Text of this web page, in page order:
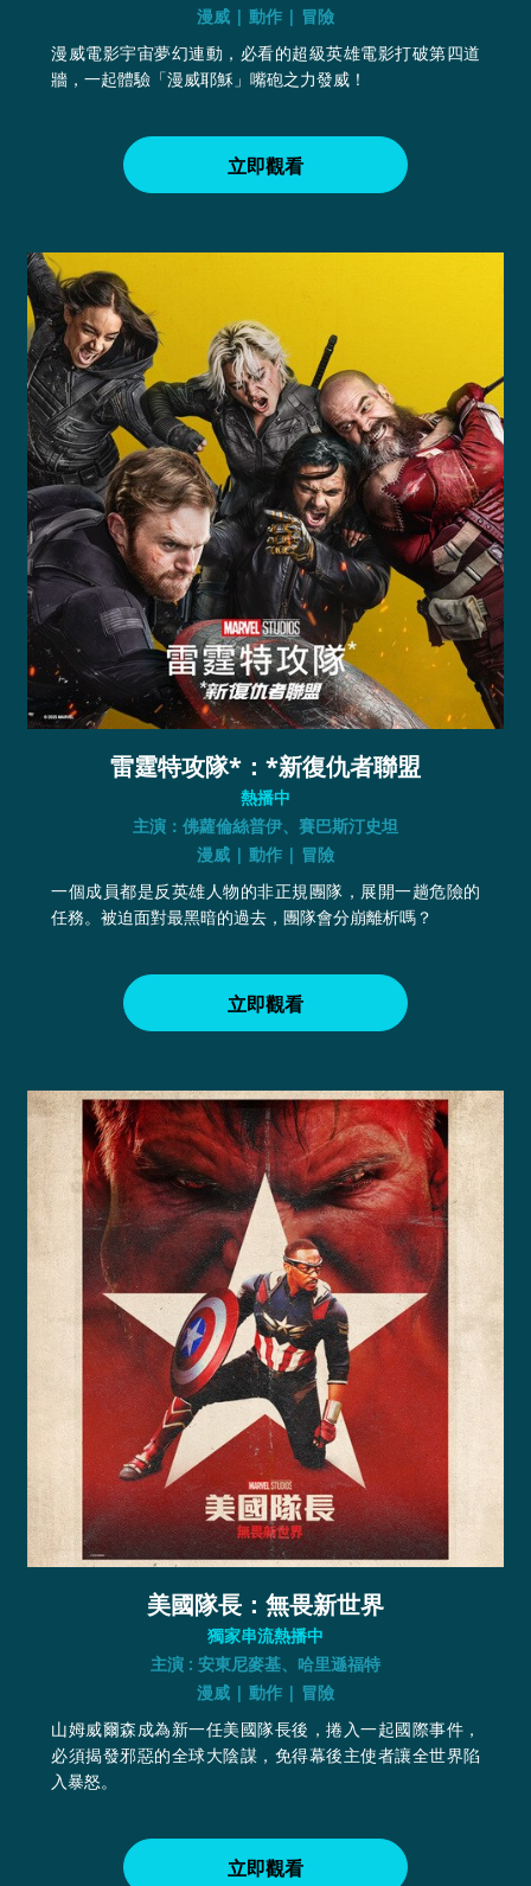
漫威 | 動作 | 冒險
漫威電影宇宙夢幻連動，必看的超級英雄電影打破第四道
牆，一起體驗「漫威耶穌」嘴砲之力發威！
立即觀看
雷霆特攻隊*：*新復仇者聯盟
熱播中
主演：佛蘿倫絲普伊、賽巴斯汀史坦
漫威 | 動作 | 冒險
一個成員都是反英雄人物的非正規團隊，展開一趟危險的
任務。被迫面對最黑暗的過去，團隊會分崩離析嗎？
立即觀看
美國隊長：無畏新世界
獨家串流熱播中
主演 : 安東尼麥基、哈里遜福特
漫威 | 動作 | 冒險
山姆威爾森成為新一任美國隊長後，捲入一起國際事件，
必須揭發邪惡的全球大陰謀，免得幕後主使者讓全世界陷
入暴怒。
立即觀看